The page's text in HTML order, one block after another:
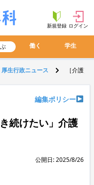
新規登録 ログイン
働く 学生
厚生行政ニュース ［介護
編集ポリシー
続けたい」介護
公開日: 2025/8/26